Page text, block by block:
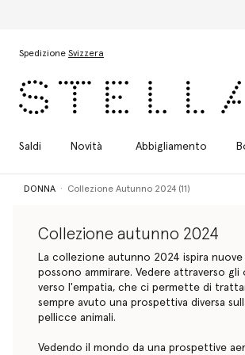
Spedizione Svizzera
Saldi Novità Abbigliamento
DONNA Collezione Autunno 2024 (11)
Collezione autunno 2024
La collezione autunno 2024 ispira
possono ammirare. Vedere attraverso
verso l'empatia, che ci permette di
sempre avuto una prospettiva diversa
pellicce animali.
Vedendo il mondo da una prospettive